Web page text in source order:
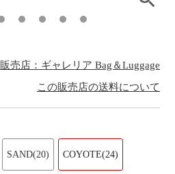
販売店：ギャレリア Bag＆Luggage
この販売店の送料について
SAND(20) COYOTE(24)